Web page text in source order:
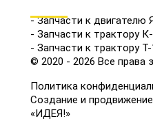
- Запчасти к двигателю
- Запчасти к трактору
- Запчасти к трактору
© 2020 - 2026 Все права
Политика
Создание и
«ИДЕЯ!»